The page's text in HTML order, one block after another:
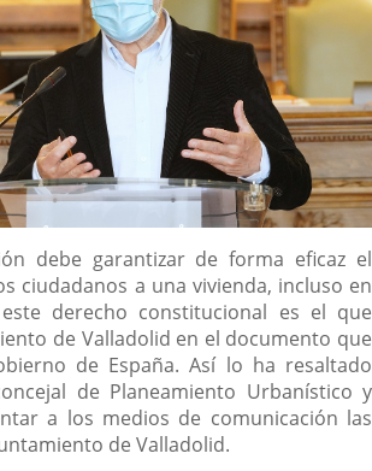
debe garantizar de forma eficaz el
ciudadanos a una vivienda, incluso en
derecho constitucional es el que
de Valladolid en el documento que
de España. Así lo ha resaltado
de Planeamiento Urbanístico y
a los medios de comunicación las
de Valladolid.